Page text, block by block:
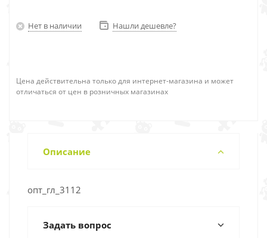
Нет в наличии Нашли дешевле?
Цена действительна только для интернет-магазина и может
отличаться от цен в розничных магазинах
Описание
опт_гл_3112
Задать вопрос